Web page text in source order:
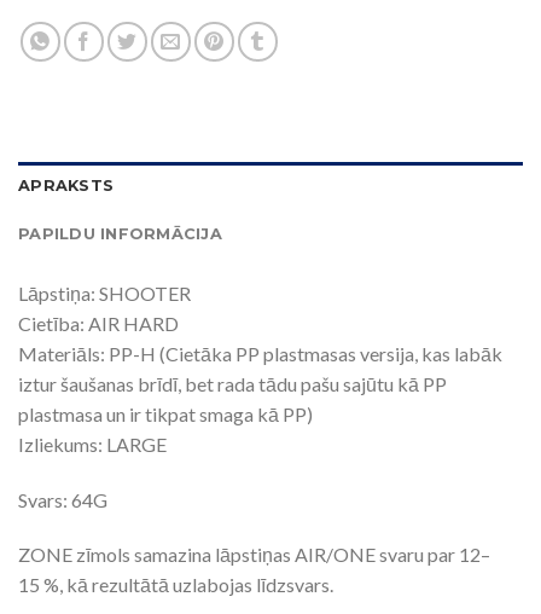
APRAKSTS
PAPILDU INFORMĀCIJA
Lāpstiņa: SHOOTER
Cietība: AIR HARD
Materiāls: PP-H (Cietāka PP plastmasas versija, kas labāk
iztur šaušanas brīdī, bet rada tādu pašu sajūtu kā PP
plastmasa un ir tikpat smaga kā PP)
Izliekums: LARGE
Svars: 64G
ZONE zīmols samazina lāpstiņas AIR/ONE svaru par 12–
15 %, kā rezultātā uzlabojas līdzsvars.